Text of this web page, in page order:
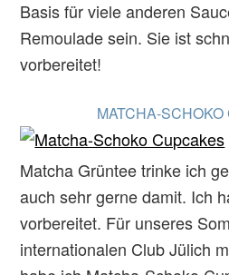
Basis für viele anderen
Remoulade sein. Sie ist
vorbereitet!
MATCHA-
Matcha Grüntee trinke ich
auch sehr gerne damit. Ich
vorbereitet. Für unseres
internationalen Club Jülich